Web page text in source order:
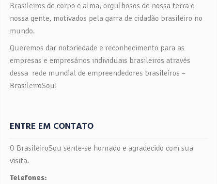
Brasileiros de corpo e alma, orgulhosos de nossa terra e
nossa gente, motivados pela garra de cidadão brasileiro no
mundo.
Queremos dar notoriedade e reconhecimento para as
empresas e empresários individuais brasileiros através
dessa rede mundial de empreendedores brasileiros –
BrasileiroSou!
ENTRE EM CONTATO
O BrasileiroSou sente-se honrado e agradecido com sua
visita.
Telefones: